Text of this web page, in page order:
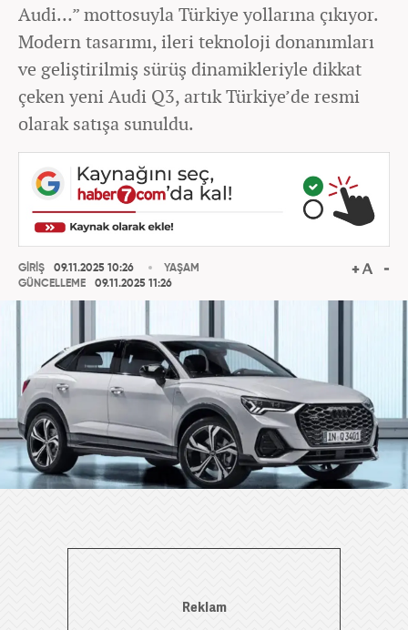
Audi…” mottosuyla Türkiye yollarına çıkıyor.
Modern tasarımı, ileri teknoloji donanımları
ve geliştirilmiş sürüş dinamikleriyle dikkat
çeken yeni Audi Q3, artık Türkiye’de resmi
olarak satışa sunuldu.
GİRİŞ
09.11.2025 10:26
GÜNCELLEME
09.11.2025 11:26
YAŞAM